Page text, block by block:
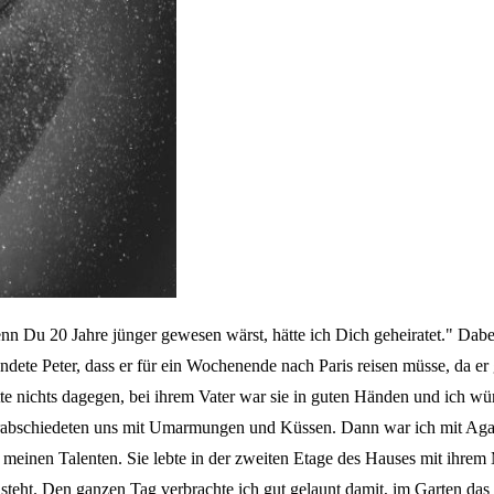
Du 20 Jahre jünger gewesen wärst, hätte ich Dich geheiratet."
Peter, dass er für ein Wochenende nach Paris reisen müsse, da
nichts dagegen, bei ihrem Vater war sie in guten Händen und ich
uns mit Umarmungen und Küssen. Dann war ich mit
Talenten. Sie lebte in der zweiten Etage des Hauses mit
Den ganzen Tag verbrachte ich gut gelaunt damit, im Garten